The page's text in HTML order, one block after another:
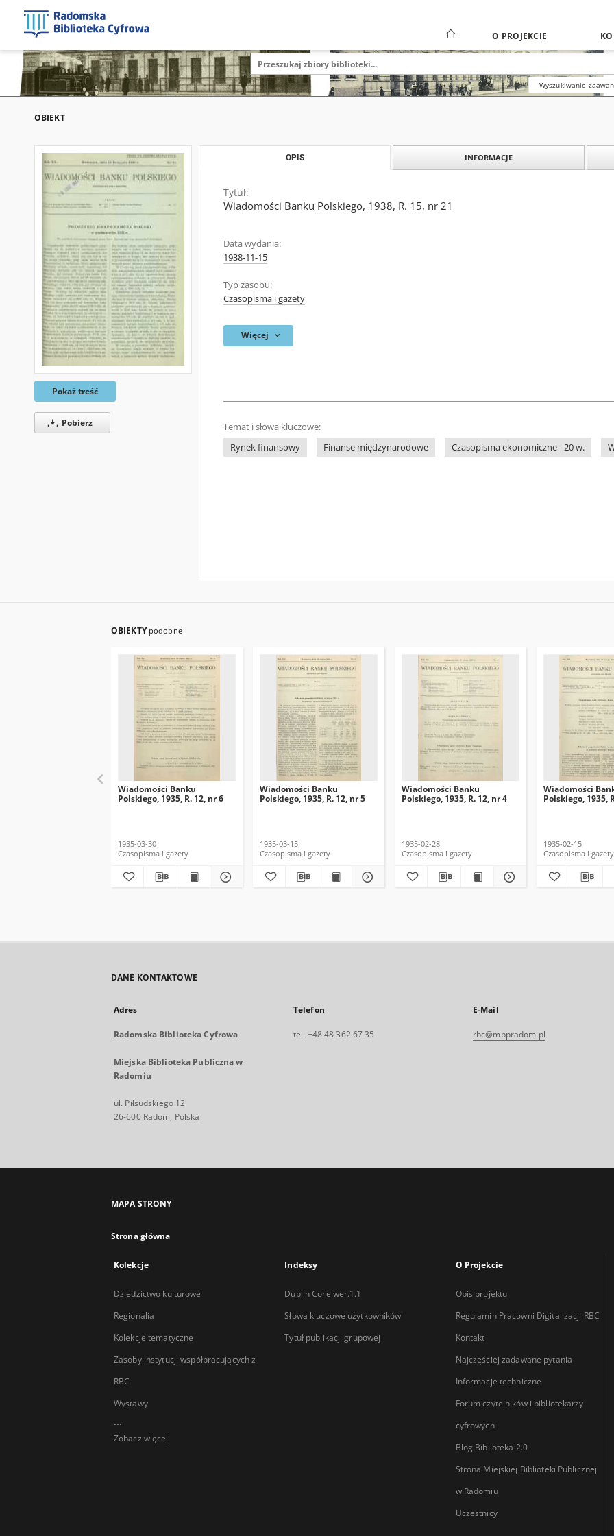
O PROJEKCIE
Wyszukiwanie
OBIEKT
Pokaż treść
Pobierz
OPIS INFORMACJE
Tytuł:
Wiadomości Banku Polskiego, 1938, R. 15, nr 21
Data wydania:
1938-11-15
Typ zasobu:
Czasopisma i gazety
Więcej
Temat i słowa kluczowe:
Rynek finansowy
Finanse międzynarodowe Czasopisma ekonomiczne - 20 w.
OBIEKTY podobne
Wiadomości Banku
Polskiego, 1935, R. 12, nr 6
1935-03-30
Czasopisma i gazety
Wiadomości Banku
Polskiego, 1935, R. 12, nr 5
1935-03-15
Czasopisma i gazety
Wiadomości Banku
Polskiego, 1935, R. 12, nr 4
1935-02-28
Czasopisma i gazety
Wiadomości
Polskiego, 1935,
1935-02-15
Czasopisma i gazety
DANE KONTAKTOWE
Adres
Radomska Biblioteka Cyfrowa
Miejska Biblioteka Publiczna w
Radomiu
ul. Piłsudskiego 12
26-600 Radom, Polska
Telefon
tel. +48 48 362 67 35
E-Mail
rbc@mbpradom.pl
MAPA STRONY
Strona główna
Kolekcje
Dziedzictwo kulturowe
Regionalia
Kolekcje tematyczne
Zasoby instytucji współpracujących z
RBC
Wystawy
...
Zobacz więcej
Indeksy
Dublin Core wer.1.1
Słowa kluczowe użytkowników
Tytuł publikacji grupowej
O Projekcie
Opis projektu
Regulamin Pracowni Digitalizacji RBC
Kontakt
Najczęściej zadawane pytania
Informacje techniczne
Forum czytelników i bibliotekarzy
cyfrowych
Blog Biblioteka 2.0
Strona Miejskiej Biblioteki Publicznej
w Radomiu
Uczestnicy